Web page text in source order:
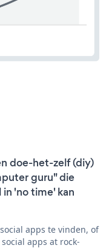
doe-het-zelf (diy)
guru" die
'no time' kan
apps te vinden, of
apps at rock-